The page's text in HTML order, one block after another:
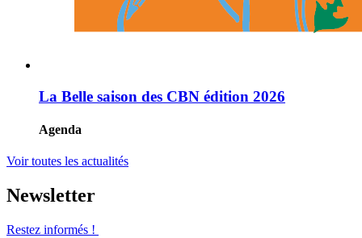
La Belle saison des CBN édition 2026
Agenda
Voir toutes les actualités
Newsletter
Restez informés !